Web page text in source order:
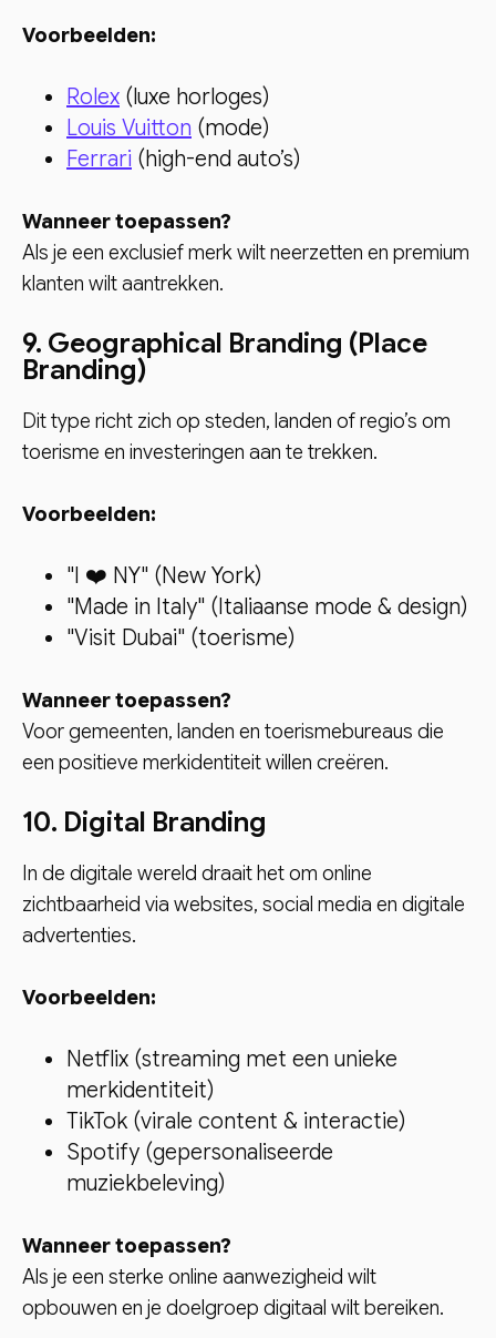
Voorbeelden:
Rolex (luxe horloges)
Louis Vuitton (mode)
Ferrari (high-end auto’s)
Wanneer toepassen?
Als je een exclusief merk wilt neerzetten en premium
klanten wilt aantrekken.
9. Geographical Branding (Place
Branding)
Dit type richt zich op steden, landen of regio’s om
toerisme en investeringen aan te trekken.
Voorbeelden:
"I ❤️ NY" (New York)
"Made in Italy" (Italiaanse mode & design)
"Visit Dubai" (toerisme)
Wanneer toepassen?
Voor gemeenten, landen en toerismebureaus die
een positieve merkidentiteit willen creëren.
10. Digital Branding
In de digitale wereld draait het om online
zichtbaarheid via websites, social media en digitale
advertenties.
Voorbeelden:
Netflix (streaming met een unieke
merkidentiteit)
TikTok (virale content & interactie)
Spotify (gepersonaliseerde
muziekbeleving)
Wanneer toepassen?
Als je een sterke online aanwezigheid wilt
opbouwen en je doelgroep digitaal wilt bereiken.